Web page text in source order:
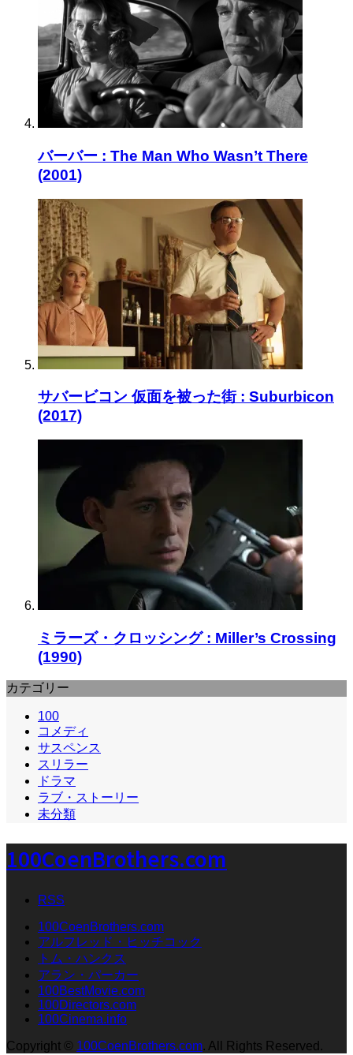
バーバー : The Man Who Wasn’t There
(2001)
サバービコン 仮面を被った街 : Suburbicon
(2017)
ミラーズ・クロッシング : Miller’s Crossing
(1990)
カテゴリー
100
コメディ
サスペンス
スリラー
ドラマ
ラブ・ストーリー
未分類
100CoenBrothers.com
RSS
100CoenBrothers.com
アルフレッド・ヒッチコック
トム・ハンクス
アラン・パーカー
100BestMovie.com
100Directors.com
100Cinema.info
Copyright © 100CoenBrothers.com. All Rights Reserved.